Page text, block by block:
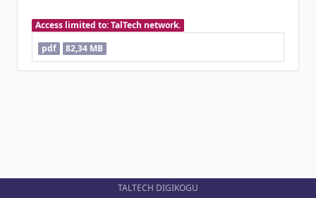
Access limited to: TalTech network.
pdf
82,34 MB
TALTECH DIGIKOGU